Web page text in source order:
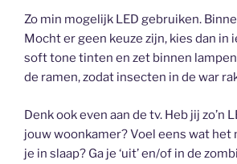
Zo min mogelijk LED gebruiken.
Mocht er geen keuze zijn, kies dan in
soft tone tinten en zet binnen
de ramen, zodat insecten in de war
Denk ook even aan de tv. Heb jij zo’n
jouw woonkamer? Voel eens wat het
je in slaap? Ga je ‘uit’ en/of in de